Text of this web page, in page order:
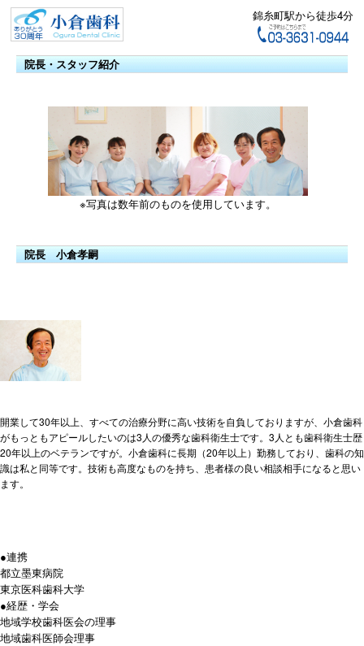
錦糸町駅から徒歩4分
院長・スタッフ紹介
※写真は数年前のものを使用しています。
院長 小倉孝嗣
開業して30年以上、すべての治療分野に高い技術を自負しておりますが、小倉歯科
がもっともアピールしたいのは3人の優秀な歯科衛生士です。3人とも歯科衛生士歴
20年以上のベテランですが。小倉歯科に長期（20年以上）勤務しており、歯科の知
識は私と同等です。技術も高度なものを持ち、患者様の良い相談相手になると思い
ます。
●連携
都立墨東病院
東京医科歯科大学
●経歴・学会
地域学校歯科医会の理事
地域歯科医師会理事